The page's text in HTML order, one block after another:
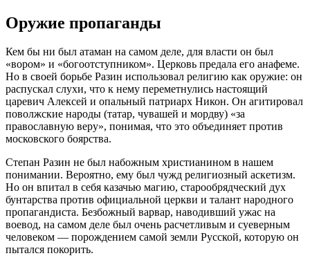
Оружие пропаганды
Кем бы ни был атаман на самом деле, для власти он был
«вором» и «богоотступником». Церковь предала его анафеме.
Но в своей борьбе Разин использовал религию как оружие: он
распускал слухи, что к нему переметнулись настоящий
царевич Алексей и опальный патриарх Никон. Он агитировал
поволжские народы (татар, чувашей и мордву) «за
православную веру», понимая, что это объединяет против
московского боярства.
Степан Разин не был набожным христианином в нашем
понимании. Вероятно, ему был чужд религиозный аскетизм.
Но он впитал в себя казачью магию, старообрядческий дух
бунтарства против официальной церкви и талант народного
пропагандиста. Безбожный варвар, наводивший ужас на
воевод, на самом деле был очень расчетливым и суеверным
человеком — порождением самой земли Русской, которую он
пытался покорить.